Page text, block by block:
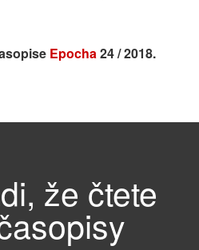
Epocha24 / 2018.
že čtete